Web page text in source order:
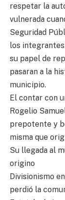
respetar la
vulnerada
Seguridad
los
su papel de
pasaran a la
municipio.
El contar con
Rogelio
prepotente y
misma que
Su llegada al
origino
Divisionismo
perdió la